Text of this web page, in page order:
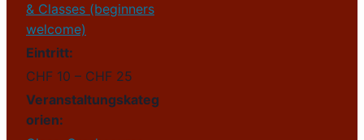
& Classes (beginners
welcome)
Eintritt:
CHF 10 – CHF 25
Veranstaltungskateg
orien: